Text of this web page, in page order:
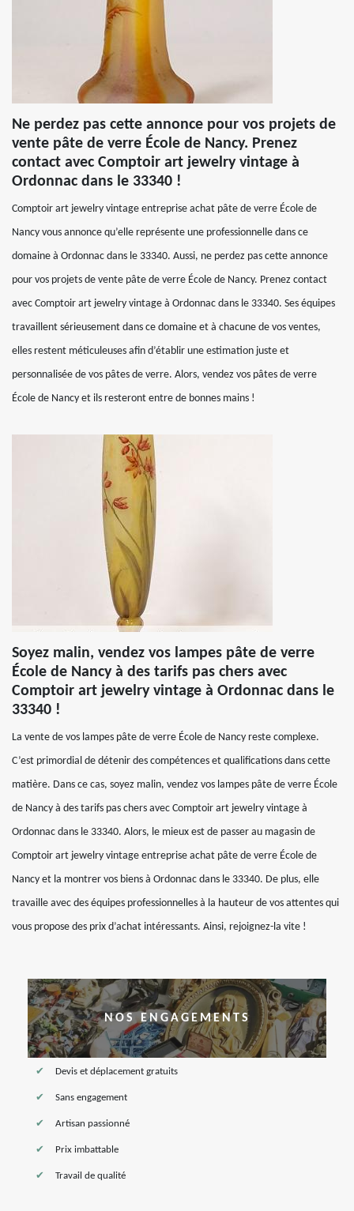
Ne perdez pas cette annonce pour vos projets de
vente pâte de verre École de Nancy. Prenez
contact avec Comptoir art jewelry vintage à
Ordonnac dans le 33340 !
Comptoir art jewelry vintage entreprise achat pâte de verre École de
Nancy vous annonce qu’elle représente une professionnelle dans ce
domaine à Ordonnac dans le 33340. Aussi, ne perdez pas cette annonce
pour vos projets de vente pâte de verre École de Nancy. Prenez contact
avec Comptoir art jewelry vintage à Ordonnac dans le 33340. Ses équipes
travaillent sérieusement dans ce domaine et à chacune de vos ventes,
elles restent méticuleuses afin d’établir une estimation juste et
personnalisée de vos pâtes de verre. Alors, vendez vos pâtes de verre
École de Nancy et ils resteront entre de bonnes mains !
Soyez malin, vendez vos lampes pâte de verre
École de Nancy à des tarifs pas chers avec
Comptoir art jewelry vintage à Ordonnac dans le
33340 !
La vente de vos lampes pâte de verre École de Nancy reste complexe.
C’est primordial de détenir des compétences et qualifications dans cette
matière. Dans ce cas, soyez malin, vendez vos lampes pâte de verre École
de Nancy à des tarifs pas chers avec Comptoir art jewelry vintage à
Ordonnac dans le 33340. Alors, le mieux est de passer au magasin de
Comptoir art jewelry vintage entreprise achat pâte de verre École de
Nancy et la montrer vos biens à Ordonnac dans le 33340. De plus, elle
travaille avec des équipes professionnelles à la hauteur de vos attentes qui
vous propose des prix d’achat intéressants. Ainsi, rejoignez-la vite !
NOS ENGAGEMENTS
Devis et déplacement gratuits
Sans engagement
Artisan passionné
Prix imbattable
Travail de qualité